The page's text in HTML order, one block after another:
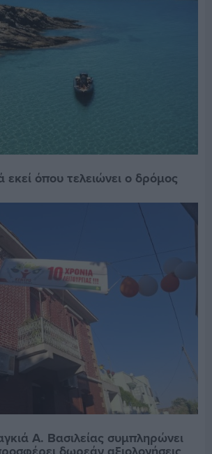
εκεί όπου τελειώνει ο δρόμος
Α. Βασιλείας συμπληρώνει